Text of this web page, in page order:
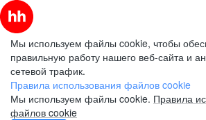
Мы используем файлы cookie, чтобы
правильную работу нашего веб-сайта и
сетевой трафик.
Правила использования файлов cookie
Мы используем файлы cookie. Правила
файлов cookie